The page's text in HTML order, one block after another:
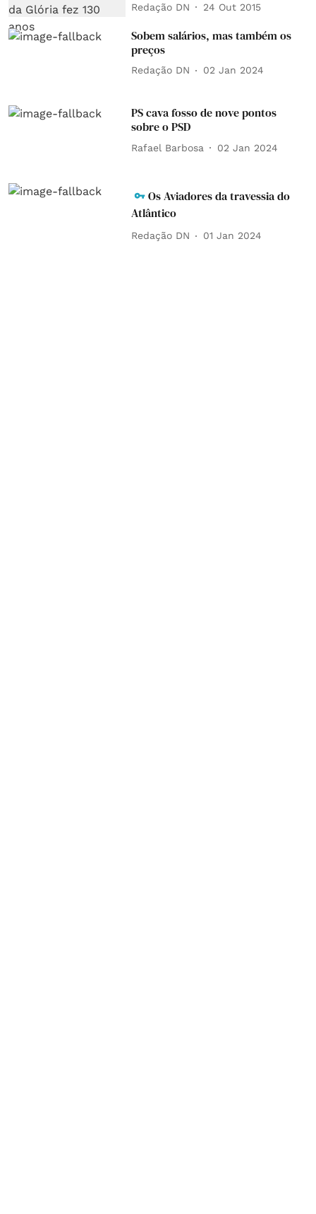
Redação DN 24 Out 2015
Sobem salários, mas também os
preços
Redação DN 02 Jan 2024
PS cava fosso de nove pontos
sobre o PSD
Rafael Barbosa 02 Jan 2024
Os Aviadores da travessia do
Atlântico
Redação DN 01 Jan 2024